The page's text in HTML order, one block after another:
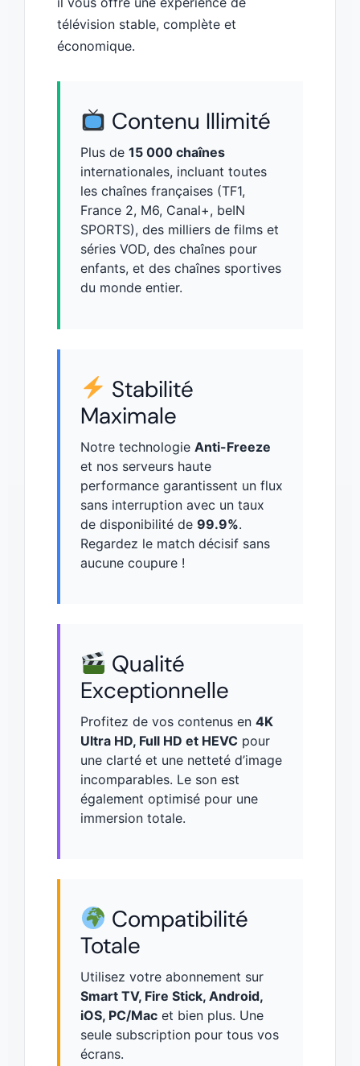
télévision stable, complète et
économique.
Contenu Illimité
Plus de 15 000 chaînes
internationales, incluant toutes
les chaînes françaises (TF1,
France 2, M6, Canal+, beIN
SPORTS), des milliers de films et
séries VOD, des chaînes pour
enfants, et des chaînes sportives
du monde entier.
Stabilité
Maximale
Notre technologie Anti-Freeze
et nos serveurs haute
performance garantissent un flux
sans interruption avec un taux
de disponibilité de 99.9%.
Regardez le match décisif sans
aucune coupure !
Qualité
Exceptionnelle
Profitez de vos contenus en 4K
Ultra HD, Full HD et HEVC pour
une clarté et une netteté d’image
incomparables. Le son est
également optimisé pour une
immersion totale.
Compatibilité
Totale
Utilisez votre abonnement sur
Smart TV, Fire Stick, Android,
iOS, PC/Mac et bien plus. Une
seule subscription pour tous vos
écrans.